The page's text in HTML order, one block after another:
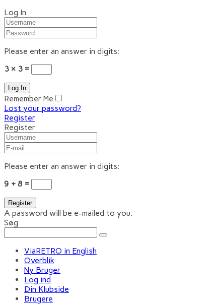
Log In
Please enter an answer in digits:
3 × 3 =
Remember Me
Lost your password?
Register
Register
Please enter an answer in digits:
9 + 8 =
A password will be e-mailed to you.
Søg
ViaRETRO in English
Overblik
Ny Bruger
Log ind
Din Klubside
Brugere